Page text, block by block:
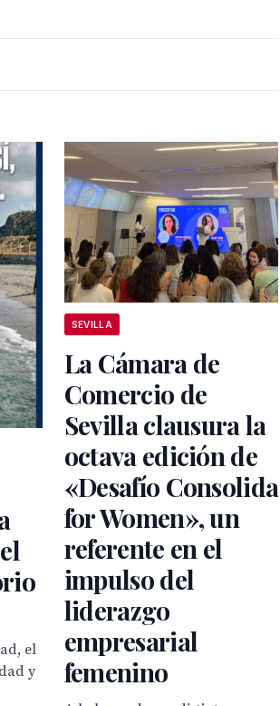
el
y
SEVILLA
La Cámara de
Comercio de
Sevilla clausura la
octava edición de
«Desafío Consolida
for Women», un
referente en el
impulso del
liderazgo
empresarial
femenino